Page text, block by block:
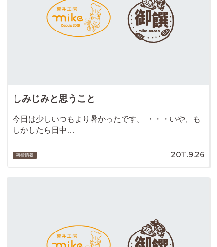
しみじみと思うこと
今日は少しいつもより暑かったです。 ・・・いや、も
しかしたら日中…
新着情報 2011.9.26